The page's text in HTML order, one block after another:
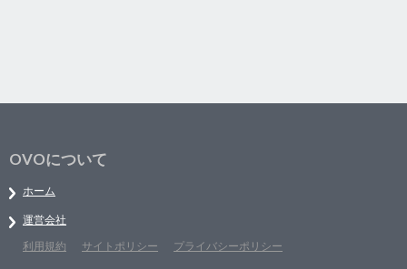
OVOについて
ホーム
運営会社
利用規約
サイトポリシー プライバシーポリシー